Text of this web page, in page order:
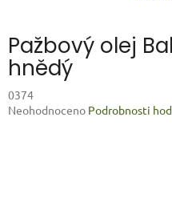
Pažbový olej
hnědý
0374
Průměrné
Neohodnoceno Podrobnosti